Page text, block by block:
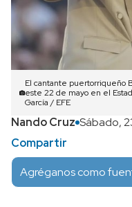
El cantante puertorriqueño
este 22 de mayo en el
García / EFE
Nando Cruz Sábado,
Compartir
Agréganos como